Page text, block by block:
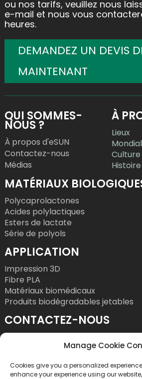
ou nos tarifs, veuillez nous
e-mail et nous vous
heures.
DEMANDEZ UN DEVIS
MAINTENANT
QUI SOMMES-
NOUS ?
À propos d'eSUN
Contactez-nous
Médias
À
Lieux
Mondial
Culture
Histoire
MATÉRIAUX
Polycaprolactones
Acides polylactiques
Esters de lactate
Série de polyols
APPLICATION
Impression 3D
Fibre PLA
Matériaux biomédicaux
Produits biodégradables jetables
CONTACTEZ-NOUS
Courriel : bright@esungroup.net
Adresse : 15A, Immeuble
Manage Cookie
Cookies give you a personalized
enhance your experience using our